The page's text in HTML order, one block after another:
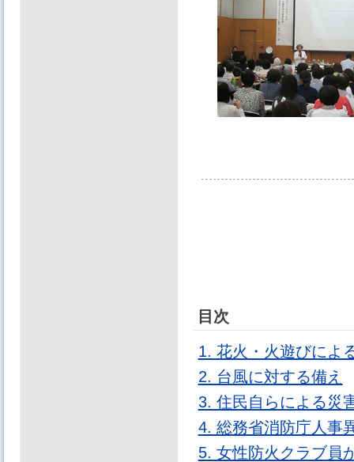
目次
1. 花火・火遊びによ
2. 台風に対する備え
3. 住民自らによる災
4. 総務省消防庁人事
5. 女性防火クラブ員